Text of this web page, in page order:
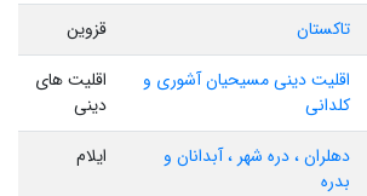
تاکستان
قزوین
اقلیت دینی مسیحیان آشوری و
کلدانی
اقلیت های
دینی
دهلران ، دره شهر ، آبدانان و
بدره
ایلام